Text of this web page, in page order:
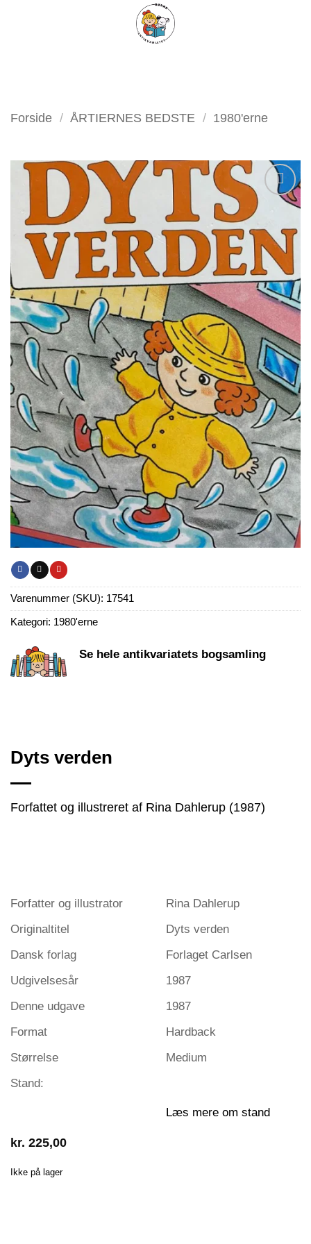
FILTER
Forside / ÅRTIERNES BEDSTE / 1980'erne
som
favorit
Varenummer (SKU): 17541
Kategori: 1980'erne
Se hele antikvariatets bogsamling
Dyts verden
Forfattet og illustreret af Rina Dahlerup (1987)
Forfatter og illustrator
Rina Dahlerup
Originaltitel
Dyts verden
Dansk forlag
Forlaget Carlsen
Udgivelsesår
1987
Denne udgave
1987
Format
Hardback
Størrelse
Medium
Stand:
Læs mere om stand
kr. 225,00
Ikke på lager